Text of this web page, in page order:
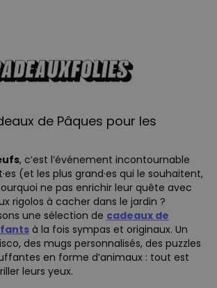
de Pâques pour les
, c’est l’événement incontournable
(et les plus grand·es qui le souhaitent,
ne pas enrichir leur quête avec
rigolos à cacher dans le jardin ?
une sélection de cadeaux de
à la fois sympas et originaux. Un
des mugs personnalisés, des puzzles
en forme d’animaux : tout est
leurs yeux.